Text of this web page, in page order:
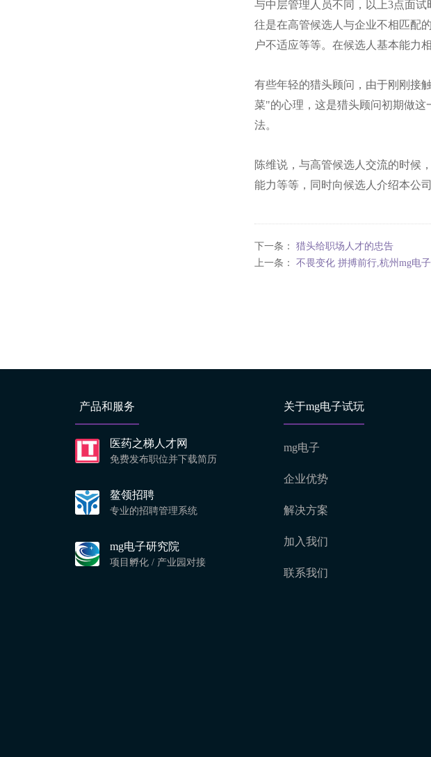
与中层管理人员不同，以上3点面
往是在高管候选人与企业不相匹配
户不适应等等。在候选人基本能力
有些年轻的猎头顾问，由于刚刚接
菜"的心理，这是猎头顾问初期做
法。
陈维说，与高管候选人交流的时候
能力等等，同时向候选人介绍本公
下一条： 猎头给职场人才的忠告
上一条： 不畏变化 拼搏前行,杭州mg电
产品和服务
医药之梯人才网
免费发布职位并下载简历
鳌领招聘
专业的招聘管理系统
mg电子研究院
项目孵化 / 产业园对接
关于mg电子试玩
mg电子
企业优势
解决方案
加入我们
联系我们